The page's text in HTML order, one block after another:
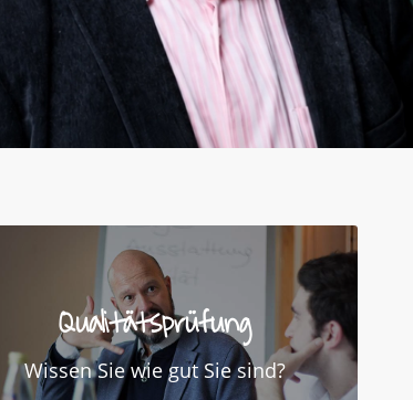
Qualitätsprüfung
Wissen Sie wie gut Sie sind?